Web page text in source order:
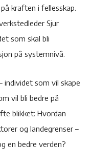
kraften i fellesskap.
Sjur
som skal bli
på systemnivå.
som vil skape
vil bli bedre på
blikket: Hvordan
og landegrenser –
en bedre verden?